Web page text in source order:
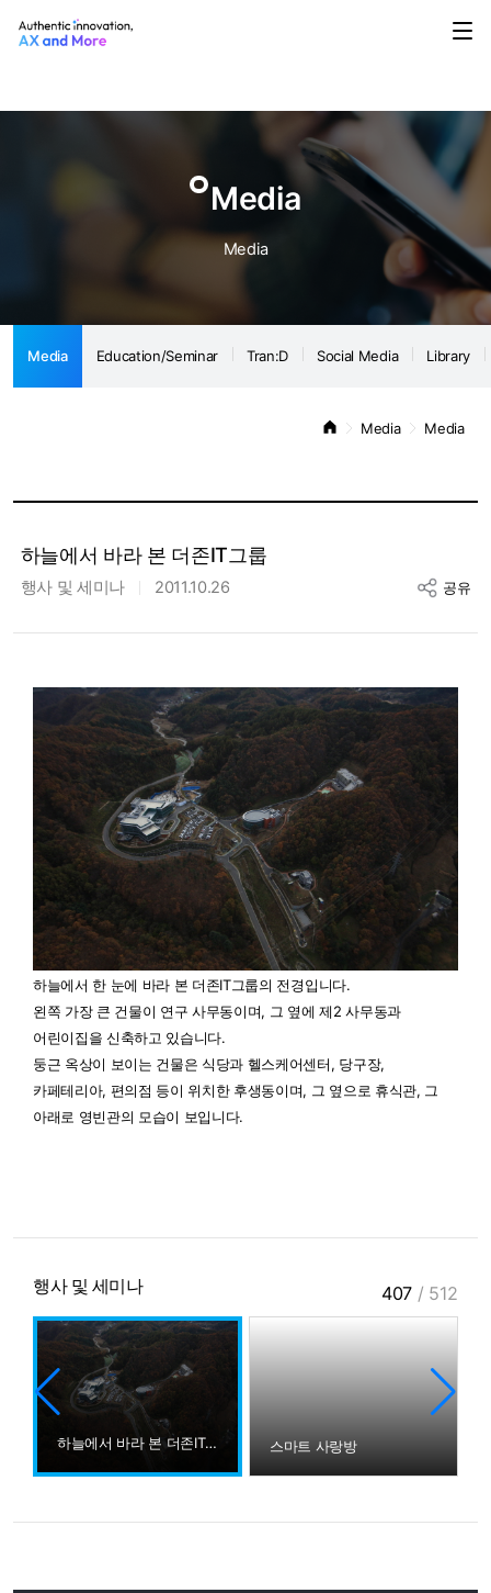
Media Education/Seminar Notice
Media
Media
Media Education/Seminar Tran:D Social Media Library
Media Media
하늘에서 바라 본 더존IT그룹
행사 및 세미나 2011.10.26 공유
하늘에서 한 눈에 바라 본 더존IT그룹의 전경입니다.
왼쪽 가장 큰 건물이 연구 사무동이며, 그 옆에 제2 사무동과
어린이집을 신축하고 있습니다.
둥근 옥상이 보이는 건물은 식당과 헬스케어센터, 당구장,
카페테리아, 편의점 등이 위치한 후생동이며, 그 옆으로 휴식관, 그
아래로 영빈관의 모습이 보입니다.
행사 및 세미나
하늘에서 바라 본 더존IT그룹 스마트 사랑방
407/ 512